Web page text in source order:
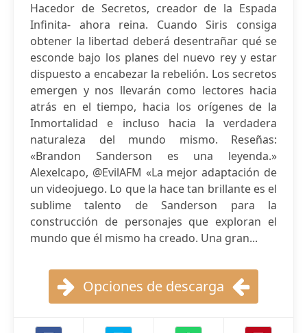
Hacedor de Secretos, creador de la Espada
Infinita- ahora reina. Cuando Siris consiga
obtener la libertad deberá desentrañar qué se
esconde bajo los planes del nuevo rey y estar
dispuesto a encabezar la rebelión. Los secretos
emergen y nos llevarán como lectores hacia
atrás en el tiempo, hacia los orígenes de la
Inmortalidad e incluso hacia la verdadera
naturaleza del mundo mismo. Reseñas:
«Brandon Sanderson es una leyenda.»
Alexelcapo, @EvilAFM «La mejor adaptación de
un videojuego. Lo que la hace tan brillante es el
sublime talento de Sanderson para la
construcción de personajes que exploran el
mundo que él mismo ha creado. Una gran...
Opciones de descarga